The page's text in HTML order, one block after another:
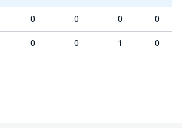
0 0 0 0
0 0 1 0